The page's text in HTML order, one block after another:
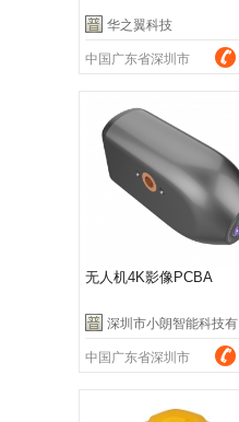
华之翼科技
中国广东省深圳市
无人机4K影像PCBA
深圳市小朗智能科技有限公司
中国广东省深圳市